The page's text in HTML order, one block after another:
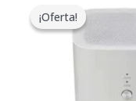
¡Oferta!
¡Oferta!
precio